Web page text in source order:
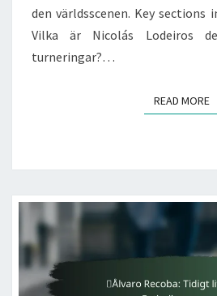
den världsscenen. Key sections
Vilka är Nicolás Lodeiros
turneringar?…
READ MORE